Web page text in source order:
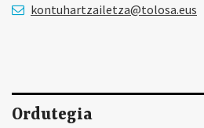
kontuhartzailetza@tolosa.eus
Ordutegia